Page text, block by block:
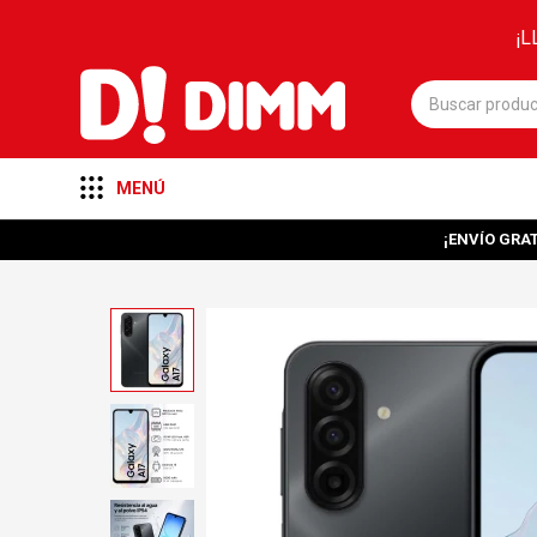
MENÚ
¡ENVÍO